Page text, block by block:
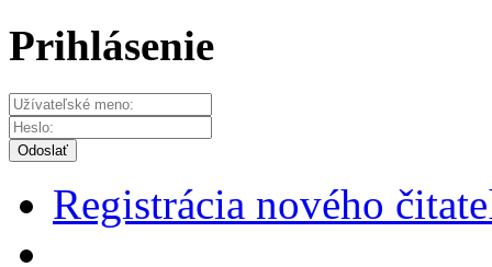
Prihlásenie
Odoslať
Registrácia nového